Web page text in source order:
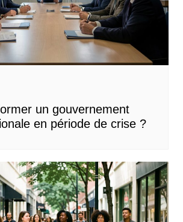
un gouvernement
en période de crise ?